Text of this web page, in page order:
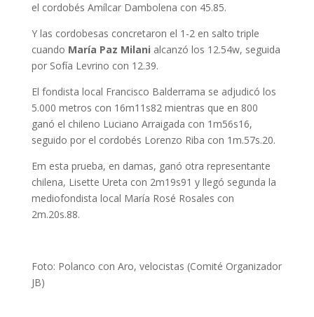
el cordobés Amílcar Dambolena con 45.85.
Y las cordobesas concretaron el 1-2 en salto triple
cuando María Paz Milani alcanzó los 12.54w, seguida
por Sofía Levrino con 12.39.
El fondista local Francisco Balderrama se adjudicó los
5.000 metros con 16m11s82 mientras que en 800
ganó el chileno Luciano Arraigada con 1m56s16,
seguido por el cordobés Lorenzo Riba con 1m.57s.20.
Em esta prueba, en damas, ganó otra representante
chilena, Lisette Ureta con 2m19s91 y llegó segunda la
mediofondista local María Rosé Rosales con
2m.20s.88.
Foto: Polanco con Aro, velocistas (Comité Organizador
JB)